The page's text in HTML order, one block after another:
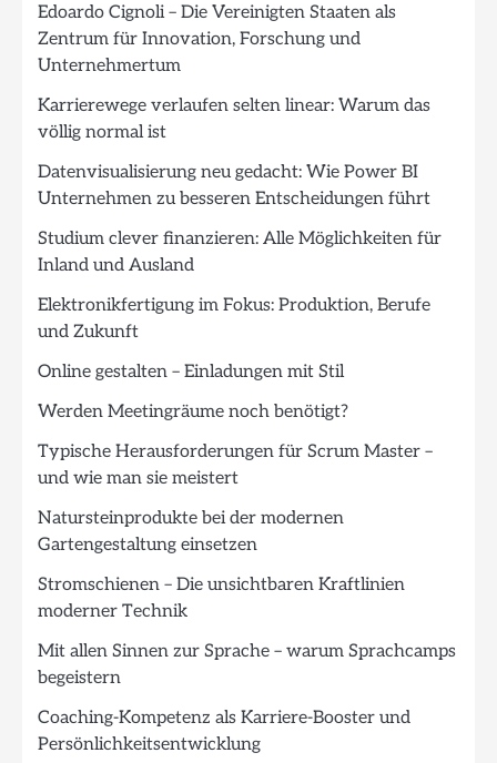
Edoardo Cignoli – Die Vereinigten Staaten als
Zentrum für Innovation, Forschung und
Unternehmertum
Karrierewege verlaufen selten linear: Warum das
völlig normal ist
Datenvisualisierung neu gedacht: Wie Power BI
Unternehmen zu besseren Entscheidungen führt
Studium clever finanzieren: Alle Möglichkeiten für
Inland und Ausland
Elektronikfertigung im Fokus: Produktion, Berufe
und Zukunft
Online gestalten – Einladungen mit Stil
Werden Meetingräume noch benötigt?
Typische Herausforderungen für Scrum Master –
und wie man sie meistert
Natursteinprodukte bei der modernen
Gartengestaltung einsetzen
Stromschienen – Die unsichtbaren Kraftlinien
moderner Technik
Mit allen Sinnen zur Sprache – warum Sprachcamps
begeistern
Coaching-Kompetenz als Karriere-Booster und
Persönlichkeitsentwicklung